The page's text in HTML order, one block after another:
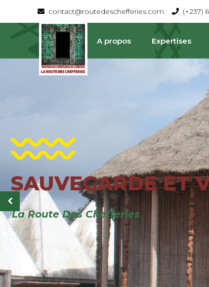
contact@routedeschefferies.com (+237)
A propos Expertises
SAUVEGARDE ET
La Route Des Chefferies